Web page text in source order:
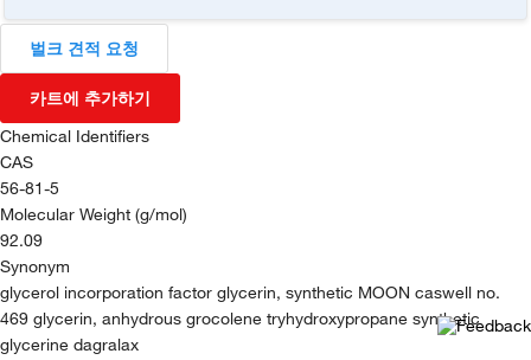
벌크 견적 요청
카트에 추가하기
Chemical Identifiers
CAS
56-81-5
Molecular Weight (g/mol)
92.09
Synonym
glycerol incorporation factor glycerin, synthetic MOON caswell no.
469 glycerin, anhydrous grocolene tryhydroxypropane synthetic
glycerine dagralax